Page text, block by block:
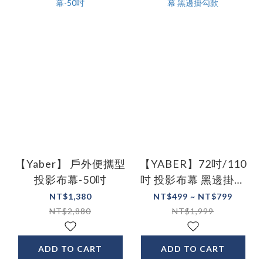
【Yaber】 戶外便攜型
投影布幕-50吋
NT$1,380
NT$2,880
ADD TO CART
【YABER】72吋/110
吋 投影布幕 黑邊掛勾
款
NT$499 ~ NT$799
NT$1,999
ADD TO CART